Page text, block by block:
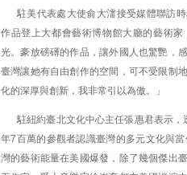
駐美代表處大使俞大㵢接受媒體聯訪
作品登上大都會藝術博物館大廳的藝術
光。豪放磅礡的作品，讓外國人也驚艷，
臺灣讓她有自由創作的空間，可不受限制
化的深厚與創新，我非常引以為傲。」
駐紐約臺北文化中心主任張惠君表示
年7百萬的參觀者認識臺灣的多元文化與
灣的藝術能量在美國爆發，除了幾個傑出